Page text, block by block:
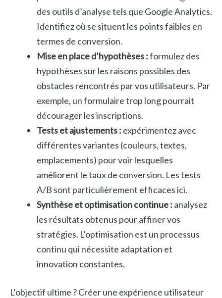
des outils d’analyse tels que Google Analytics.
Identifiez où se situent les points faibles en
termes de conversion.
Mise en place d’hypothèses :formulez des
hypothèses sur les raisons possibles des
obstacles rencontrés par vos utilisateurs. Par
exemple, un formulaire trop long pourrait
décourager les inscriptions.
Tests et ajustements : expérimentez avec
différentes variantes (couleurs, textes,
emplacements) pour voir lesquelles
améliorent le taux de conversion. Les tests
A/B sont particulièrement efficaces ici.
Synthèse et optimisation continue : analysez
les résultats obtenus pour affiner vos
stratégies. L’optimisation est un processus
continu qui nécessite adaptation et
innovation constantes.
L’objectif ultime ? Créer une expérience utilisateur